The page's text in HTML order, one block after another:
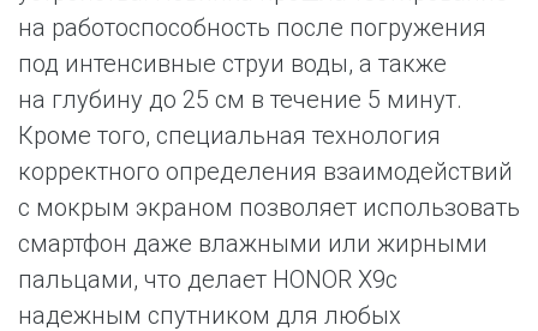
на работоспособность после погружения
под интенсивные струи воды, а также
на глубину до 25 см в течение 5 минут.
Кроме того, специальная технология
корректного определения взаимодействий
с мокрым экраном позволяет использовать
смартфон даже влажными или жирными
пальцами, что делает HONOR X9c
надежным спутником для любых